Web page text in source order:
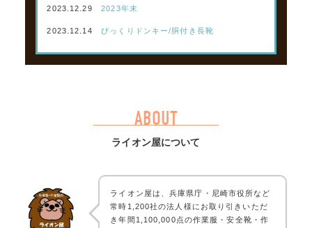
2023.12.29 2023年末
2023.12.14 びっくりドンキー/胴付き長靴
ABOUT
ライオン屋について
ライオン屋は、兵庫県庁・尼崎市役所など
常時1,200社の法人様にお取り引きいただ
き年間1,100,000点の作業服・安全靴・作